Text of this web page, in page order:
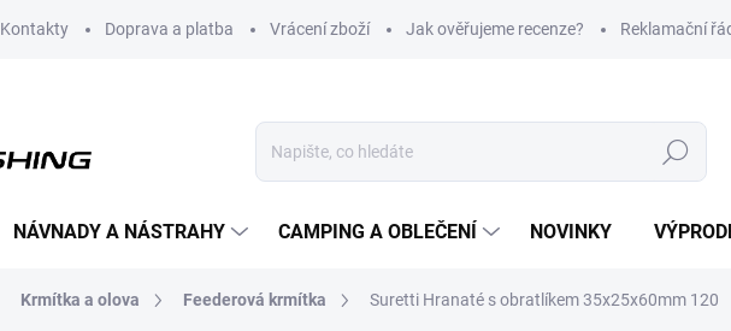
Kontakty Doprava a platba Vrácení zboží Jak ověřujeme recenze? Reklamační
Hledat
NÁVNADY A NÁSTRAHY CAMPING A OBLEČENÍ NOVINKY
Krmítka a olova Feederová krmítka Suretti Hranaté s obratlíkem 35x25x60mm 120